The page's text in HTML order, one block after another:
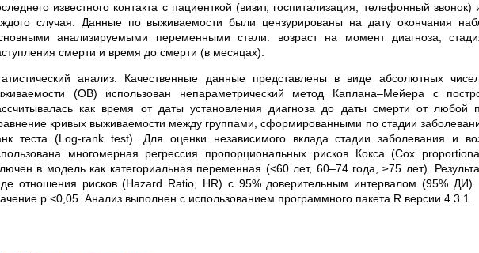
известного контакта с пациенткой (визит, госпитализация, телефонный
случая. Данные по выживаемости были цензурированы на дату окончания
анализируемыми переменными стали: возраст на момент диагноза,
смерти и время до смерти (в месяцах).
анализ. Качественные данные представлены в виде абсолютных
(ОВ) использован непараметрический метод Каплана–Мейера с
как время от даты установления диагноза до даты смерти от любой
кривых выживаемости между группами, сформированными по стадии
теста (Log-rank test). Для оценки независимого вклада стадии заболевания и
многомерная регрессия пропорциональных рисков Кокса (Cox
в модель как категориальная переменная (<60 лет, 60–74 года, ≥75 лет).
отношения рисков (Hazard Ratio, HR) с 95% доверительным интервалом (95% ДИ).
p <0,05. Анализ выполнен с использованием программного пакета R версии 4.3.1.